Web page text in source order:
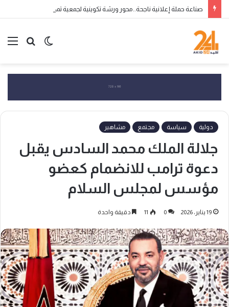
صناعة حملة إعلانية ناجحة..محور ورشة تكوينية لجمعية تمكين بجرسيف
بحث
الوضع
دولية سياسة مجتمع مشاهير
جلالة الملك محمد السادس يقبل
دعوة ترامب للانضمام كعضو
مؤسس لمجلس السلام
19 يناير، 2026 0
11 دقيقة واحدة